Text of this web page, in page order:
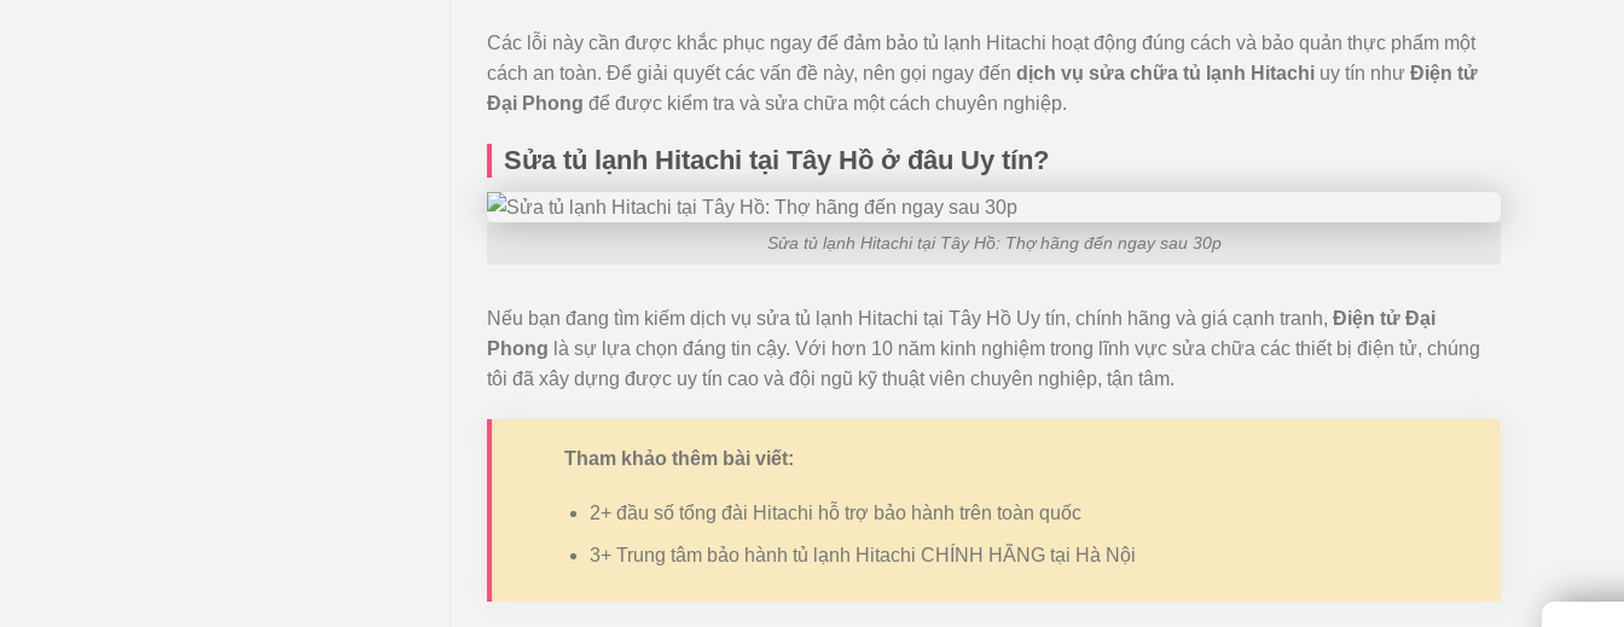
Các lỗi này cần được khắc phục ngay để đảm bảo tủ lạnh Hitachi hoạt động đúng cách và bảo quản thực phẩm một
cách an toàn. Để giải quyết các vấn đề này, nên gọi ngay đến dịch vụ sửa chữa tủ lạnh Hitachi uy tín như Điện tử
Đại Phong để được kiểm tra và sửa chữa một cách chuyên nghiệp.
Sửa tủ lạnh Hitachi tại Tây Hồ ở đâu Uy tín?
Sửa tủ lạnh Hitachi tại Tây Hồ: Thợ hãng đến ngay sau 30p
Nếu bạn đang tìm kiếm dịch vụ sửa tủ lạnh Hitachi tại Tây Hồ Uy tín, chính hãng và giá cạnh tranh, Điện tử Đại
Phong là sự lựa chọn đáng tin cậy. Với hơn 10 năm kinh nghiệm trong lĩnh vực sửa chữa các thiết bị điện tử, chúng
tôi đã xây dựng được uy tín cao và đội ngũ kỹ thuật viên chuyên nghiệp, tận tâm.
Tham khảo thêm bài viết:
2+ đầu số tổng đài Hitachi hỗ trợ bảo hành trên toàn quốc
3+ Trung tâm bảo hành tủ lạnh Hitachi CHÍNH HÃNG tại Hà Nội